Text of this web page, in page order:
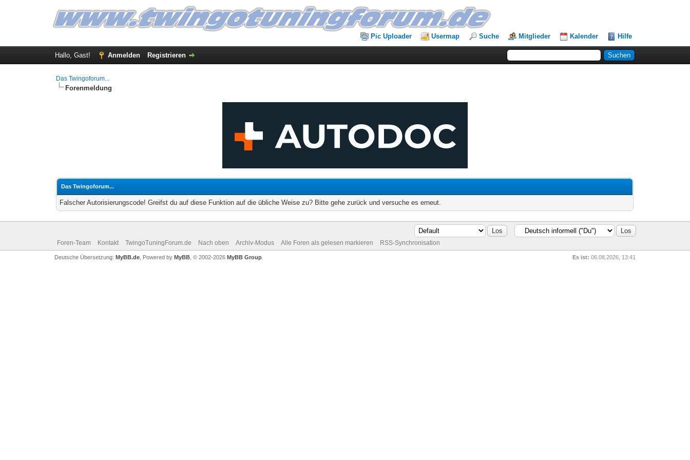
Pic Uploader Usermap Suche Mitglieder Kalender Hilfe
Hallo, Gast! Anmelden Registrieren
Das Twingoforum...
Forenmeldung
Das Twingoforum...
Falscher Autorisierungscode! Greifst du auf diese Funktion auf die übliche Weise zu? Bitte gehe zurück und versuche es erneut.
Foren-Team Kontakt TwingoTuningForum.de Nach oben Archiv-Modus Alle Foren als gelesen markieren RSS-Synchronisation
Es ist: 06.08.2026, 13:41
Deutsche Übersetzung: MyBB.de, Powered by MyBB, © 2002-2026 MyBB Group.